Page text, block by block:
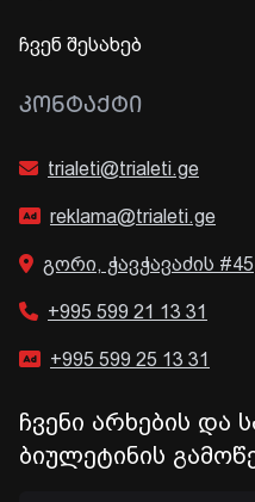
ჩვენ შესახებ
ᲙᲝᲜᲢᲐᲥᲢᲘ
trialeti@trialeti.ge
reklama@trialeti.ge
გორი, ჭავჭავაძის #45
+995 599 21 13 31
+995 599 25 13 31
ჩვენი არხების და
ბიულეტინის